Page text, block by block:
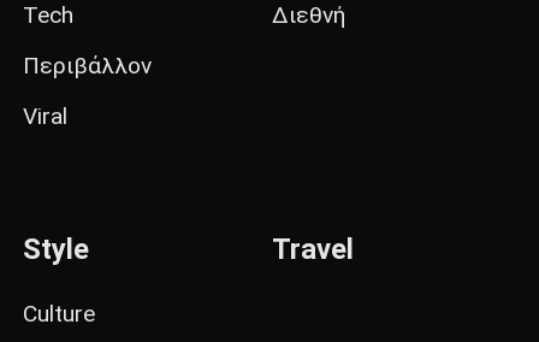
Tech
Περιβάλλον
Viral
Διεθνή
Style
Culture
Travel